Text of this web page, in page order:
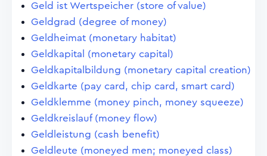
Geld ist Wertspeicher (store of value)
Geldgrad (degree of money)
Geldheimat (monetary habitat)
Geldkapital (monetary capital)
Geldkapitalbildung (monetary capital creation)
Geldkarte (pay card, chip card, smart card)
Geldklemme (money pinch, money squeeze)
Geldkreislauf (money flow)
Geldleistung (cash benefit)
Geldleute (moneyed men; moneyed class)